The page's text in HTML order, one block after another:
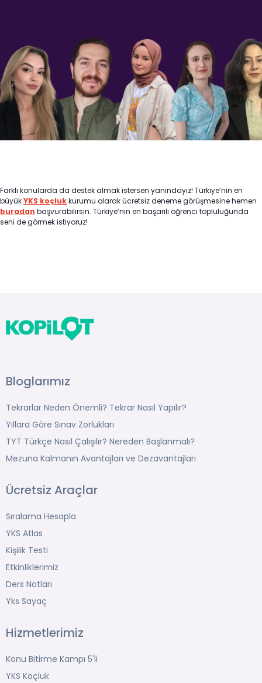
Farklı konularda da destek almak istersen yanındayız! Türkiye’nin en
büyükYKS koçlukkurumu olarak ücretsiz deneme görüşmesine hemen
buradan başvurabilirsin. Türkiye’nin en başarılı öğrenci topluluğunda
seni de görmek istiyoruz!
Bloglarımız
Tekrarlar Neden Önemli? Tekrar Nasıl Yapılır?
Yıllara Göre Sınav Zorlukları
TYT Türkçe Nasıl Çalışılır? Nereden Başlanmalı?
Mezuna Kalmanın Avantajları ve Dezavantajları
Ücretsiz Araçlar
Sıralama Hesapla
YKS Atlas
Kişilik Testi
Etkinliklerimiz
Ders Notları
Yks Sayaç
Hizmetlerimiz
Konu Bitirme Kampı 5'li
YKS Koçluk